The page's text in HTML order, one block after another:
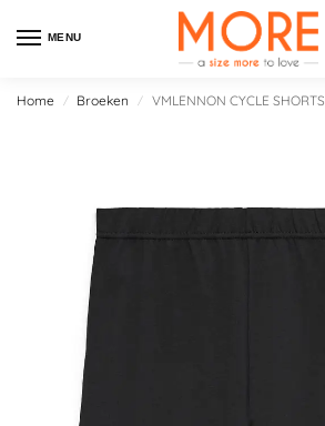
MENU
Home / Broeken / VMLENNON CYCLE SHORTS